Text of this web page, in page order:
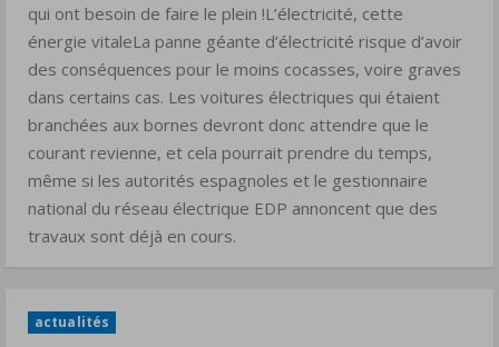
touche
ce
lundi
28
avril
2025
l’Espagne,
le
qui ont besoin de faire le plein !L’électricité, cette
énergie vitaleLa panne géante d’électricité risque d’avoir
des conséquences pour le moins cocasses, voire graves
dans certains cas. Les voitures électriques qui étaient
branchées aux bornes devront donc attendre que le
courant revienne, et cela pourrait prendre du temps,
même si les autorités espagnoles et le gestionnaire
national du réseau électrique EDP annoncent que des
travaux sont déjà en cours.
actualités